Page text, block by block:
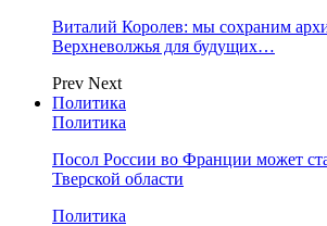
Виталий Королев: мы сохраним
Верхневолжья для будущих…
Prev Next
Политика
Политика
Посол России во Франции может
Тверской области
Политика